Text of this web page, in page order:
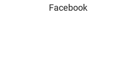
Facebook